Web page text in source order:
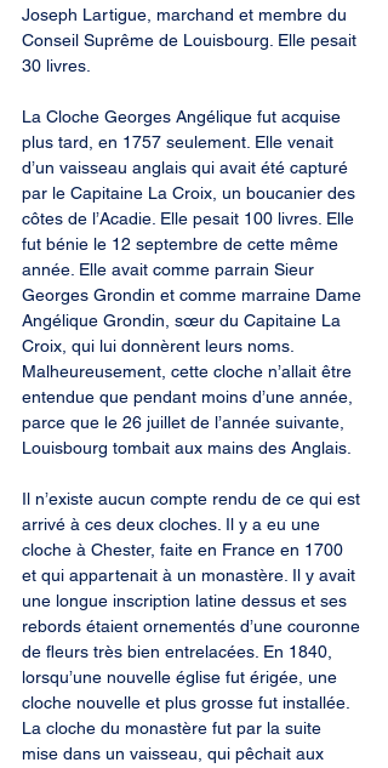
Joseph Lartigue, marchand et membre du
Conseil Suprême de Louisbourg. Elle pesait
30 livres.
La Cloche Georges Angélique fut acquise
plus tard, en 1757 seulement. Elle venait
d’un vaisseau anglais qui avait été capturé
par le Capitaine La Croix, un boucanier des
côtes de l’Acadie. Elle pesait 100 livres. Elle
fut bénie le 12 septembre de cette même
année. Elle avait comme parrain Sieur
Georges Grondin et comme marraine Dame
Angélique Grondin, sœur du Capitaine La
Croix, qui lui donnèrent leurs noms.
Malheureusement, cette cloche n’allait être
entendue que pendant moins d’une année,
parce que le 26 juillet de l’année suivante,
Louisbourg tombait aux mains des Anglais.
Il n’existe aucun compte rendu de ce qui est
arrivé à ces deux cloches. Il y a eu une
cloche à Chester, faite en France en 1700
et qui appartenait à un monastère. Il y avait
une longue inscription latine dessus et ses
rebords étaient ornementés d’une couronne
de fleurs très bien entrelacées. En 1840,
lorsqu’une nouvelle église fut érigée, une
cloche nouvelle et plus grosse fut installée.
La cloche du monastère fut par la suite
mise dans un vaisseau, qui pêchait aux